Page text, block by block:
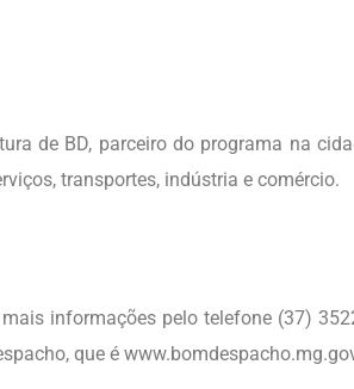
de BD, parceiro do programa na
transportes, indústria e comércio.
informações pelo telefone (37)
que é